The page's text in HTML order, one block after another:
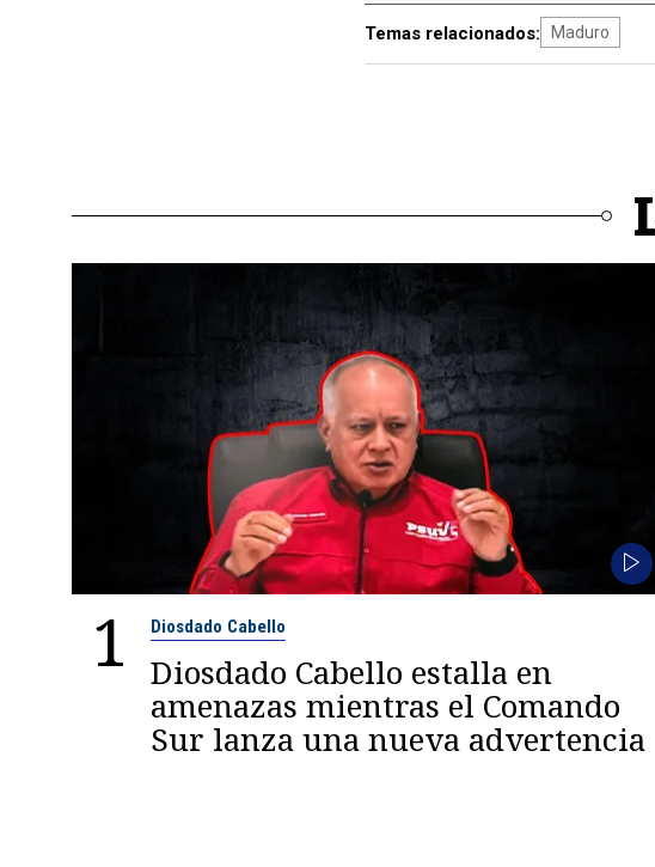
Temas relacionados: Maduro
1 Diosdado Cabello
Diosdado Cabello estalla en
amenazas mientras el Comando
Sur lanza una nueva advertencia